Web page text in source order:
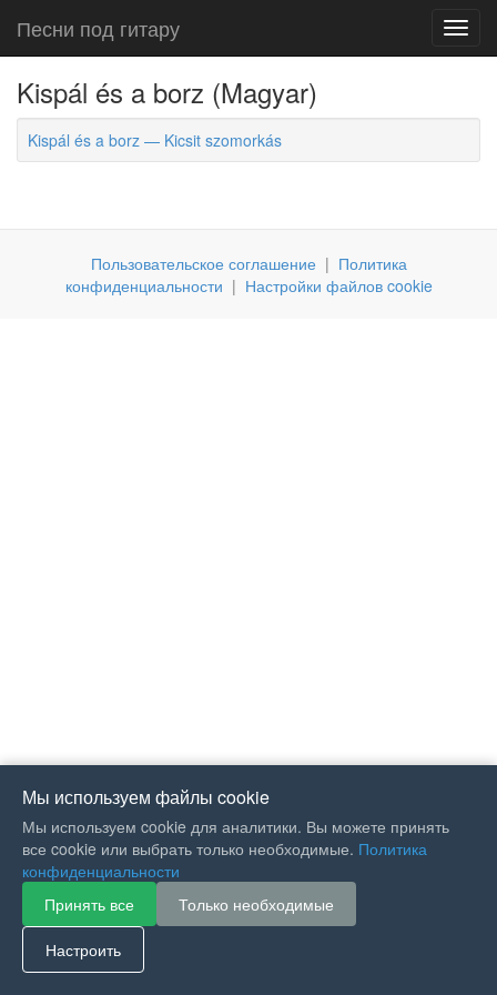
Песни под гитару
Kispál és a borz (Magyar)
Kispál és a borz — Kicsit szomorkás
Пользовательское соглашение | Политика
конфиденциальности | Настройки файлов cookie
Мы используем файлы cookie
Мы используем cookie для аналитики. Вы можете принять
все cookie или выбрать только необходимые. Политика
конфиденциальности
Принять все
Только необходимые
Настроить
If you like Guitar Songs, you
can buy me a coffee :)